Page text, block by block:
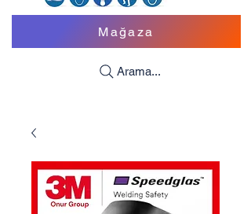
Arama...
Mağaza